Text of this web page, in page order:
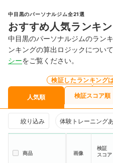
中目黒のパーソナルジム全21選
おすすめ人気ランキ
中目黒のパーソナルジムのラン
ンキングの算出ロジックについて
シーをご覧ください。
人気順
検証したランキング
検証スコア順
絞り込み 体験トレーニング
商品 画像
検証
スコア